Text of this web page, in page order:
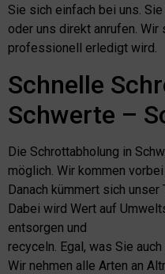
Sie sich einfach bei uns.
oder uns direkt anrufen.
professionell erledigt wird.
Schnelle
Schwerte –
Die Schrottabholung in
möglich. Wir kommen
Danach kümmert sich unser
Dabei wird Wert auf
entsorgen und
recyceln. Egal, was Sie
Wir nehmen alle Arten an